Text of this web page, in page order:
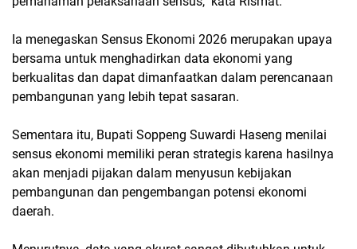
Ia menegaskan Sensus Ekonomi 2026 merupakan upaya
bersama untuk menghadirkan data ekonomi yang
berkualitas dan dapat dimanfaatkan dalam perencanaan
pembangunan yang lebih tepat sasaran.
Sementara itu, Bupati Soppeng Suwardi Haseng menilai
sensus ekonomi memiliki peran strategis karena hasilnya
akan menjadi pijakan dalam menyusun kebijakan
pembangunan dan pengembangan potensi ekonomi
daerah.